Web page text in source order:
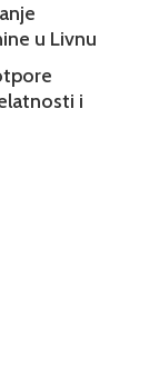
u Livnu
i